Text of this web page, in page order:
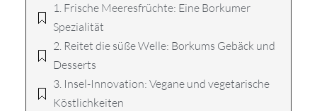
1. Frische Meeresfrüchte: Eine Borkumer
Spezialität
2. Reitet die süße Welle: Borkums Gebäck und
Desserts
3. Insel-Innovation: Vegane und vegetarische
Köstlichkeiten